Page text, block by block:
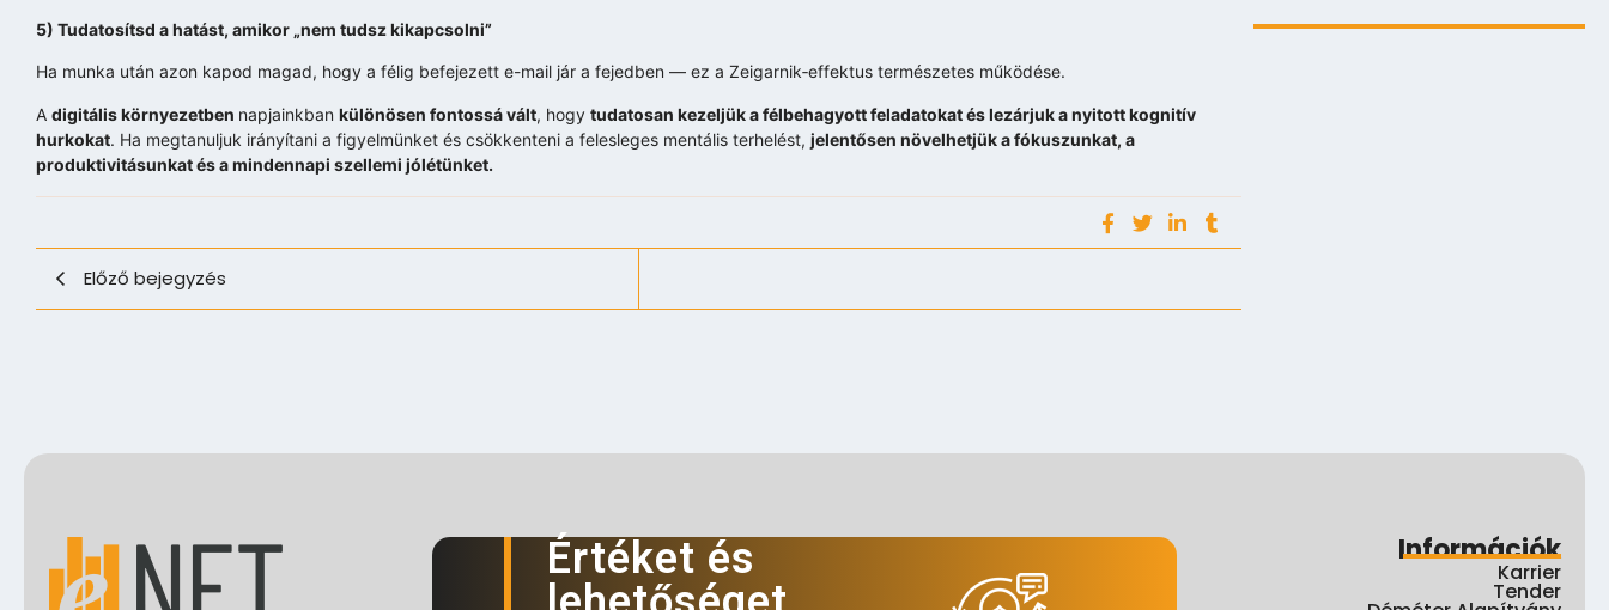
5) Tudatosítsd a hatást, amikor „nem tudsz kikapcsolni”
Ha munka után azon kapod magad, hogy a félig befejezett e-mail jár a fejedben — ez a Zeigarnik‑effektus természetes működése.
A digitális környezetben napjainkban különösen fontossá vált, hogy tudatosan kezeljük a félbehagyott feladatokat és lezárjuk a nyitott kognitív
hurkokat. Ha megtanuljuk irányítani a figyelmünket és csökkenteni a felesleges mentális terhelést, jelentősen növelhetjük a fókuszunkat, a
produktivitásunkat és a mindennapi szellemi jólétünket.
Előző bejegyzés
Értéket és
Információk
Karrier
Tender